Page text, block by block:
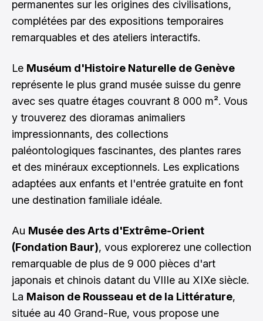
permanentes sur les origines des civilisations,
complétées par des expositions temporaires
remarquables et des ateliers interactifs.
Le Muséum d'Histoire Naturelle de Genève
représente le plus grand musée suisse du genre
avec ses quatre étages couvrant 8 000 m². Vous
y trouverez des dioramas animaliers
impressionnants, des collections
paléontologiques fascinantes, des plantes rares
et des minéraux exceptionnels. Les explications
adaptées aux enfants et l'entrée gratuite en font
une destination familiale idéale.
Au Musée des Arts d'Extrême-Orient
(Fondation Baur), vous explorerez une collection
remarquable de plus de 9 000 pièces d'art
japonais et chinois datant du VIIIe au XIXe siècle.
La Maison de Rousseau et de la Littérature,
située au 40 Grand-Rue, vous propose une